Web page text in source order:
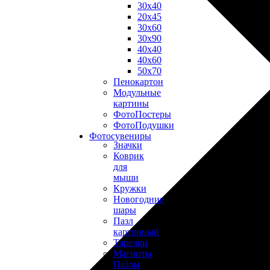
30х40
20х45
30х60
30х90
40х40
40х60
50х70
Пенокартон
Модульные
картины
ФотоПостеры
ФотоПодушки
Фотоcувениры
Значки
Коврик
для
мыши
Кружки
Новогодние
шары
Пазл
картонный
Тарелки
Магниты
Пазлы